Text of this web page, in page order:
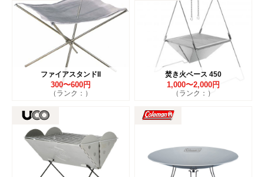
ファイアスタンドII
300〜600円
（ランク：）
焚き火ベース 450
1,000〜2,000円
（ランク：）